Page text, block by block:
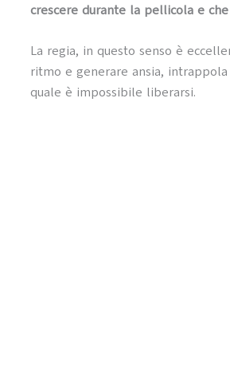
crescere durante la pellicola e
La regia, in questo senso è
ritmo e generare ansia,
quale è impossibile liberarsi.